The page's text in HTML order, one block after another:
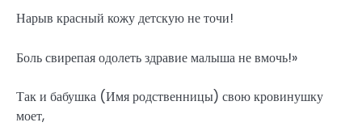
Нарыв красный кожу детскую не точи!
Боль свирепая одолеть здравие малыша не вмочь!»
Так и бабушка (Имя родственницы) свою кровинушку
моет,